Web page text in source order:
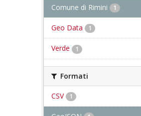
Comune di Rimini 1
Geo Data 1
Verde 1
Formati
CSV 1